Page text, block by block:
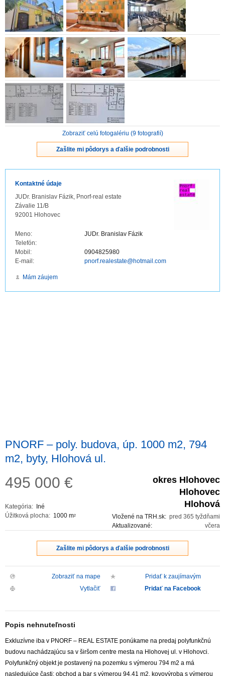
ZVÝRAZNENIE REALITNÝCH INZERÁTOV
REKLAMA
PARTNERI
OBCHODNÉ PODMIENKY
KONTAKT
Zobraziť celú fotogalériu (9 fotografií)
Zašlite mi pôdorys a ďalšie podrobnosti
Kontaktné údaje
JUDr. Branislav Fázik, Pnorf-real estate
Závalie 11/B
92001 Hlohovec
Meno:
JUDr. Branislav Fázik
Telefón:
Mobil:
0904825980
E-mail:
pnorf.realestate@hotmail.com
Mám záujem
PNORF – poly. budova, úp. 1000 m2, 794
m2, byty, Hlohová ul.
495 000 €
Kategória:
Iné
Úžitková plocha: 1000 m2
okres Hlohovec
Hlohovec
Hlohová
pred 365 tyždňami
Vložené na TRH.sk:
včera
Aktualizované:
Zašlite mi pôdorys a ďalšie podrobnosti
Zobraziť na mape
Pridať k zaujímavým
Vytlačiť
Pridať na Facebook
Popis nehnuteľnosti
Exkluzívne iba v PNORF – REAL ESTATE ponúkame na predaj polyfunkčnú
budovu nachádzajúcu sa v širšom centre mesta na Hlohovej ul. v Hlohovci.
Polyfunkčný objekt je postavený na pozemku s výmerou 794 m2 a má
nasledujúce časti: obchod a bar s výmerou 94,41 m2, kovovýroba s výmerou